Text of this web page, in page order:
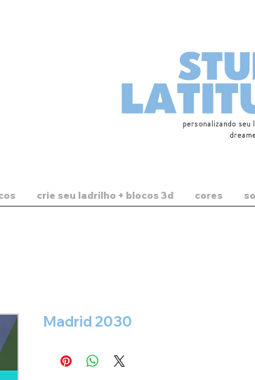
personalizando
crie seu ladrilho + blocos 3d cores
Madrid 2030